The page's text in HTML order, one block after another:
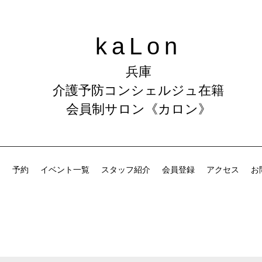
kaLon
​兵庫
介護予防コンシェルジュ在籍
会員制サロン《カロン》
予約 イベント一覧 スタッフ紹介 会員登録 アクセス お